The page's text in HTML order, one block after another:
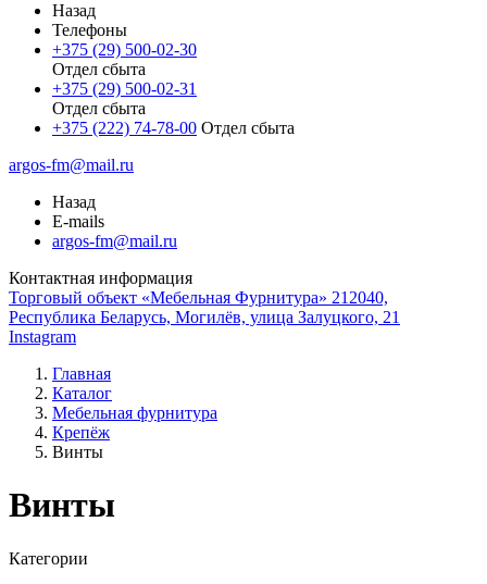
Назад
Телефоны
+375 (29) 500-02-30
Отдел сбыта
+375 (29) 500-02-31
Отдел сбыта
+375 (222) 74-78-00 Отдел сбыта
argos-fm@mail.ru
Назад
E-mails
argos-fm@mail.ru
Контактная информация
Торговый объект «Мебельная Фурнитура» 212040,
Республика Беларусь, Могилёв, улица Залуцкого, 21
Instagram
Главная
Каталог
Мебельная фурнитура
Крепёж
Винты
Винты
Категории